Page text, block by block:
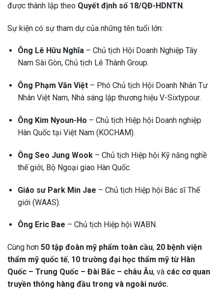
được thành lập theo Quyết định số 18/QĐ-HDNTN.
Sự kiện có sự tham dự của những tên tuổi lớn:
Ông Lê Hữu Nghĩa– Chủ tịch Hội Doanh Nghiệp Tây
Nam Sài Gòn, Chủ tịch Lê Thành Group.
Ông Phạm Văn Việt– Phó Chủ tịch Hội Doanh Nhân Tư
Nhân Việt Nam, Nhà sáng lập thương hiệu V-Sixtypour.
Ông Kim Nyoun-Ho – Chủ tịch Hiệp hội Doanh nghiệp
Hàn Quốc tại Việt Nam (KOCHAM).
Ông Seo Jung Wook– Chủ tịch Hiệp hội Kỹ năng nghề
thế giới, Bộ Ngoại giao Hàn Quốc.
Giáo sư Park Min Jae – Chủ tịch Hiệp hội Bác sĩ Thế
giới (WAAS).
Ông Eric Bae – Chủ tịch Hiệp hội WABN.
Cùng hơn 50 tập đoàn mỹ phẩm toàn cầu, 20 bệnh viện
thẩm mỹ quốc tế, 10 trường đại học thẩm mỹ từ Hàn
Quốc – Trung Quốc – Đài Bắc – châu Âu, và các cơ quan
truyền thông hàng đầu trong và ngoài nước.